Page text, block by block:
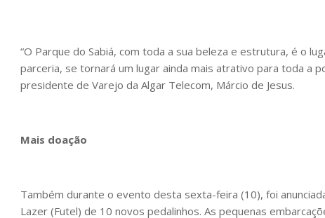
“O Parque do Sabiá, com toda a sua beleza e estrutura, é o
parceria, se tornará um lugar ainda mais atrativo para toda a
presidente de Varejo da Algar Telecom, Márcio de Jesus.
Mais doação
Também durante o evento desta sexta-feira (10), foi
Lazer (Futel) de 10 novos pedalinhos. As pequenas